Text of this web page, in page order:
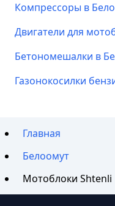
Компрессоры в
Двигатели для
Бетономешалки в
Газонокосилки
Главная
Белоомут
Мотоблоки Shtenli